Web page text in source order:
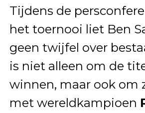
Tijdens de
het toernooi liet Ben
geen twijfel over
is niet alleen om de
winnen, maar ook om
met wereldkampioen